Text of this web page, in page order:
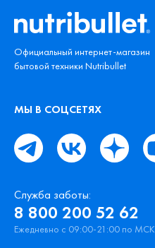
Официальный интернет-магазин
бытовой техники Nutribullet
МЫ В СОЦСЕТЯХ
Служба заботы:
8 800 200 52 62
Ежедневно с 09:00-21:00 по МСК